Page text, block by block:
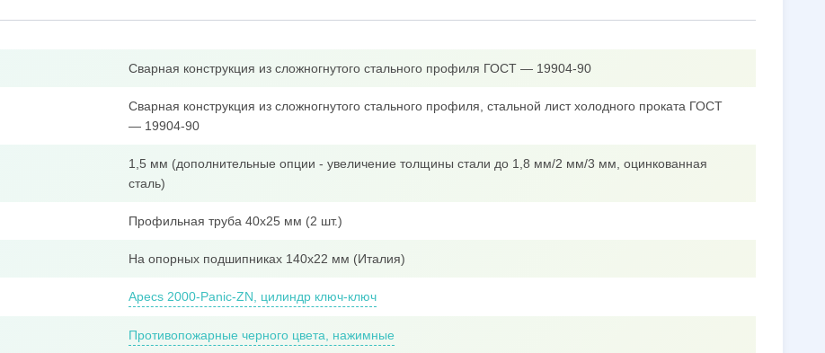
Сварная конструкция из сложногнутого стального профиля ГОСТ — 19904-90
Сварная конструкция из сложногнутого стального профиля, стальной лист холодного проката ГОСТ
— 19904-90
1,5 мм (дополнительные опции - увеличение толщины стали до 1,8 мм/2 мм/3 мм, оцинкованная
сталь)
Профильная труба 40x25 мм (2 шт.)
На опорных подшипниках 140х22 мм (Италия)
Apecs 2000-Panic-ZN, цилиндр ключ-ключ
Противопожарные черного цвета, нажимные